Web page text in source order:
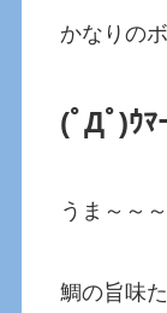
かなりの
(ﾟДﾟ)ｳﾏ
うま～～
鯛の旨味